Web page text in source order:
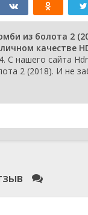
из болота 2
качестве
С нашего сайта
2 (2018). И не